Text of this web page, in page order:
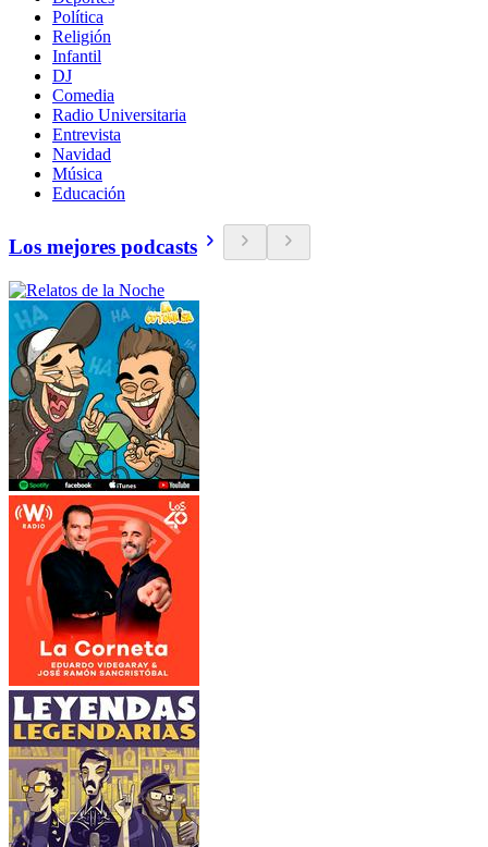
Política
Religión
Infantil
DJ
Comedia
Radio Universitaria
Entrevista
Navidad
Música
Educación
Los mejores podcasts